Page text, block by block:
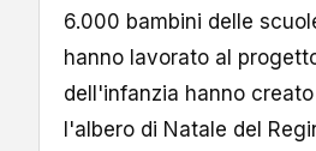
6.000 bambini delle
hanno lavorato al
dell'infanzia hanno
l'albero di Natale del